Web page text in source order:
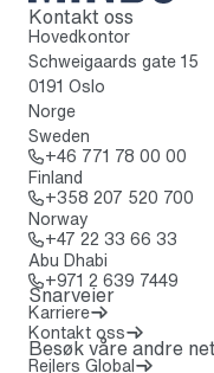
Til startsiden
Kontakt oss
Hovedkontor
Schweigaards gate 15
0191 Oslo
Norge
Sweden
+46 771 78 00 00
Finland
+358 207 520 700
Norway
+47 22 33 66 33
Abu Dhabi
+971 2 639 7449
Snarveier
Karriere
Kontakt oss
Besøk våre andre
Rejlers Global(Åpnes i